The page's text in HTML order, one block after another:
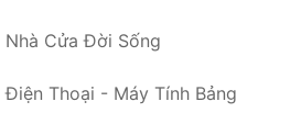
Nhà Cửa Đời Sống
Điện Thoại - Máy Tính Bảng